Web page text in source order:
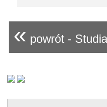
« powrót -